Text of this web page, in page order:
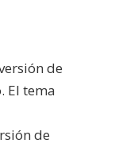
de
El tema
de